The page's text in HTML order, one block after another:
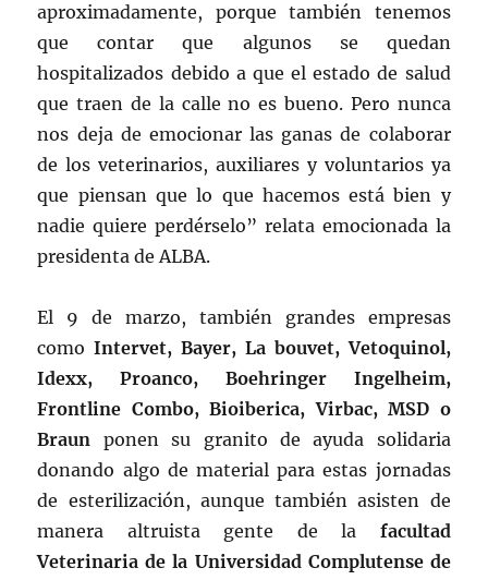
aproximadamente, porque también tenemos
que contar que algunos se quedan
hospitalizados debido a que el estado de salud
que traen de la calle no es bueno. Pero nunca
nos deja de emocionar las ganas de colaborar
de los veterinarios, auxiliares y voluntarios ya
que piensan que lo que hacemos está bien y
nadie quiere perdérselo” relata emocionada la
presidenta de ALBA.
El 9 de marzo, también grandes empresas
comoIntervet, Bayer, La bouvet, Vetoquinol,
Idexx, Proanco, Boehringer Ingelheim,
Frontline Combo, Bioiberica, Virbac, MSD o
Braun ponen su granito de ayuda solidaria
donando algo de material para estas jornadas
de esterilización, aunque también asisten de
manera altruista gente de la facultad
Veterinaria de la Universidad Complutense de